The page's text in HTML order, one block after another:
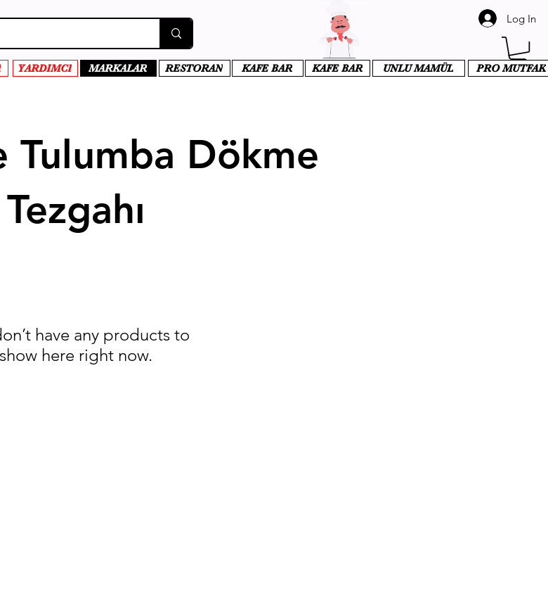
Log In
YARDIMCI MARKALAR RESTORAN KAFE BAR KAFE BAR UNLU MAMÜL PRO MUTFAK
Tulumba Dökme
Tezgahı
have any products to
show here right now.